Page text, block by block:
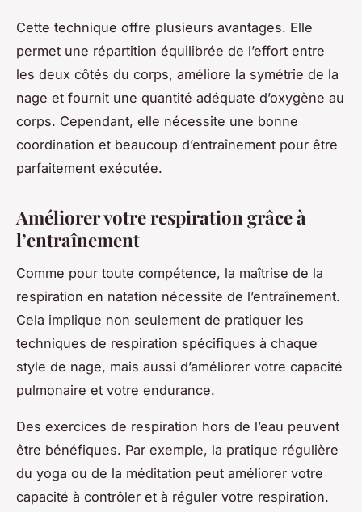
Cette technique offre plusieurs avantages. Elle
permet une répartition équilibrée de l’effort entre
les deux côtés du corps, améliore la symétrie de la
nage et fournit une quantité adéquate d’oxygène au
corps. Cependant, elle nécessite une bonne
coordination et beaucoup d’entraînement pour être
parfaitement exécutée.
Améliorer votre respiration grâce à
l’entraînement
Comme pour toute compétence, la maîtrise de la
respiration en natation nécessite de l’entraînement.
Cela implique non seulement de pratiquer les
techniques de respiration spécifiques à chaque
style de nage, mais aussi d’améliorer votre capacité
pulmonaire et votre endurance.
Des exercices de respiration hors de l’eau peuvent
être bénéfiques. Par exemple, la pratique régulière
du yoga ou de la méditation peut améliorer votre
capacité à contrôler et à réguler votre respiration.